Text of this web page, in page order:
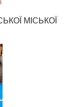
МІСЬКОЇ